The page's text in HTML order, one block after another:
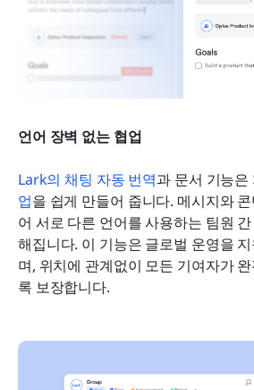
언어 장벽 없는 협업
Lark의 채팅 자동 번역과 문서 기능
업을 쉽게 만들어 줍니다. 메시지와
어 서로 다른 언어를 사용하는 팀원
해집니다. 이 기능은 글로벌 운영을
며, 위치에 관계없이 모든 기여자가
록 보장합니다.